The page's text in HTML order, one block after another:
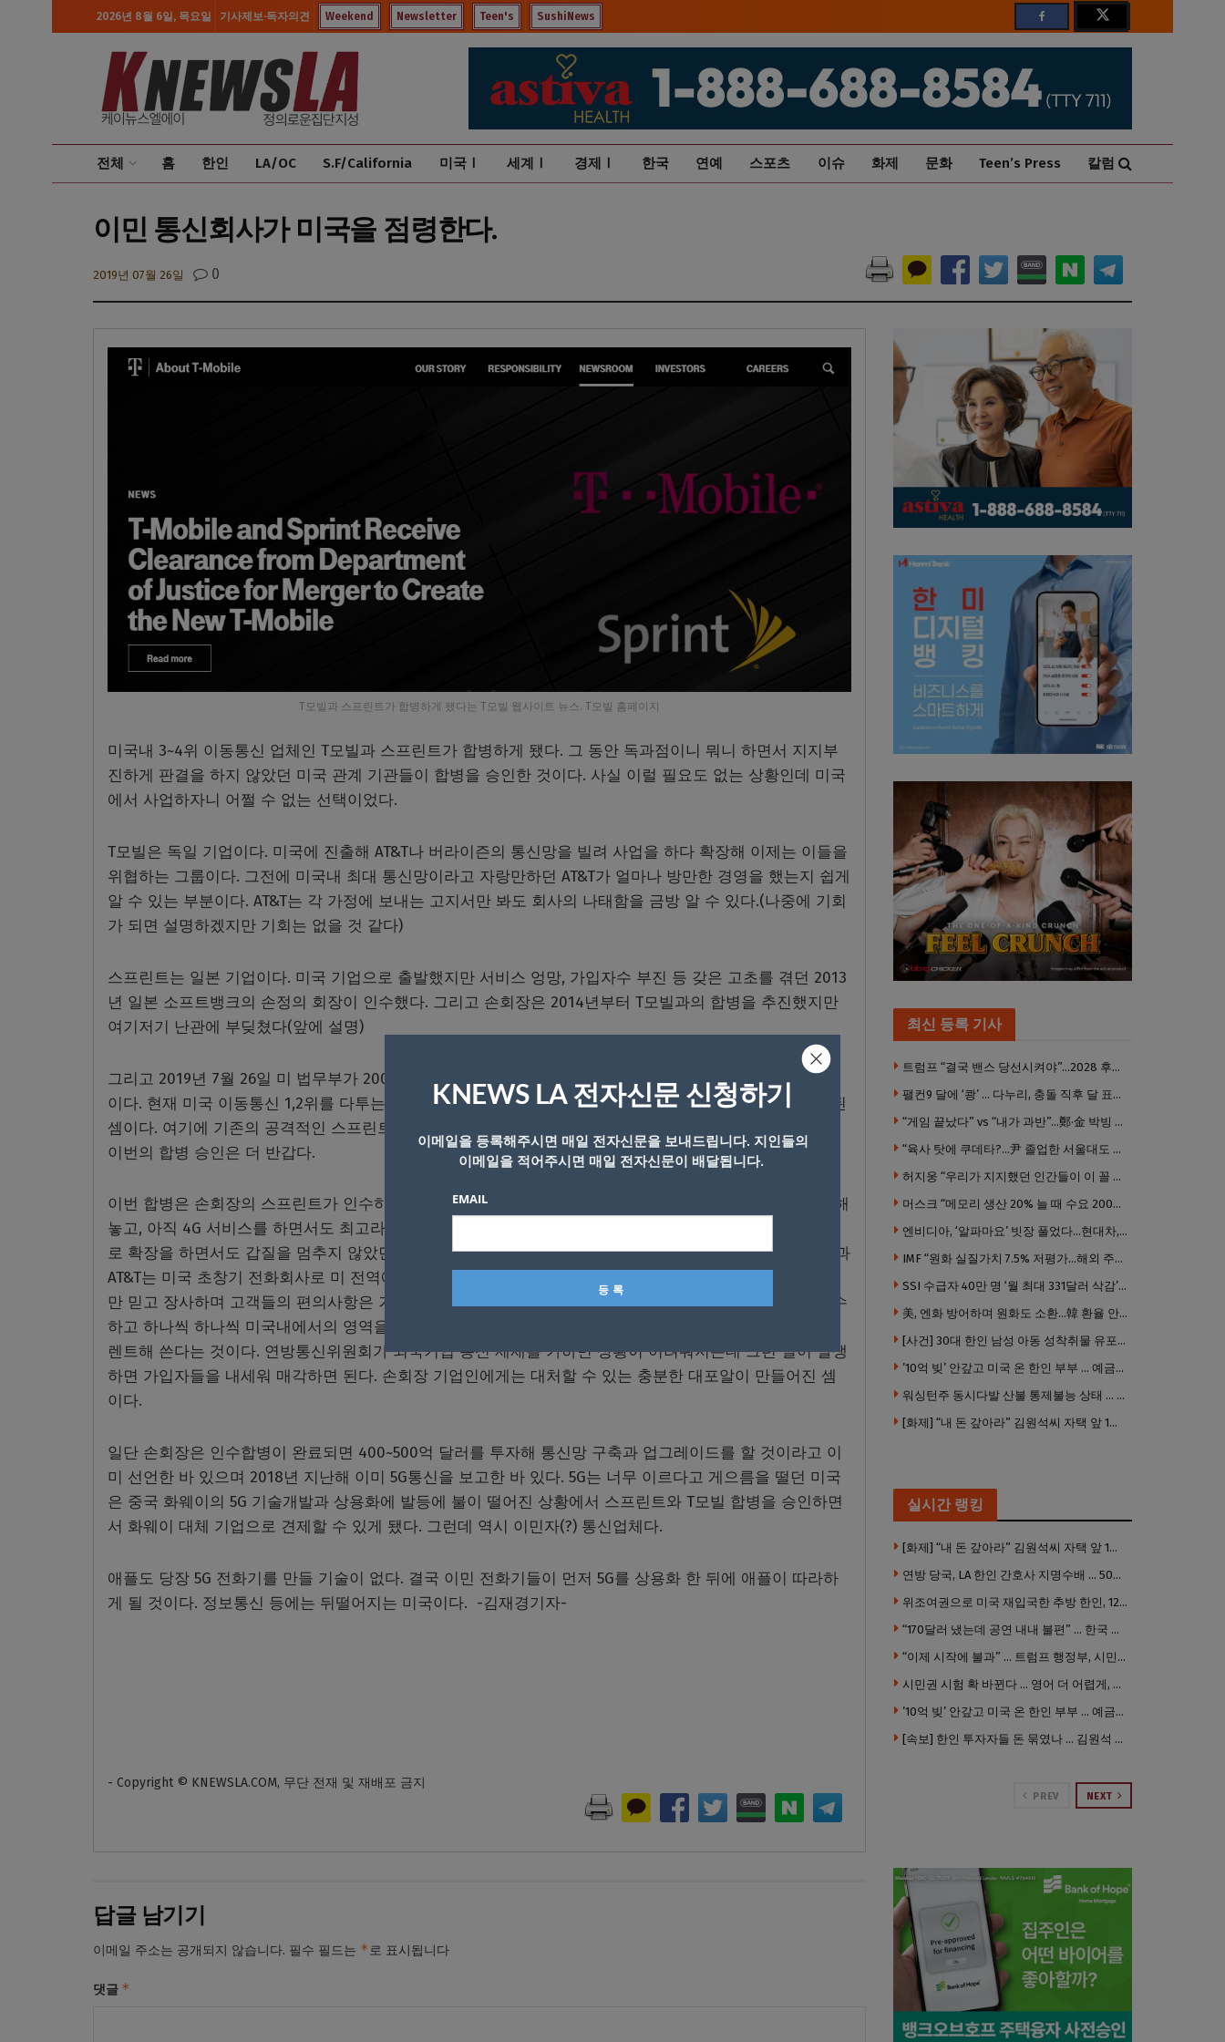
2026년 8월 6일, 목요일 기사제보·독자의견 Weekend Newsletter Teen's SushiNews
전체 홈 한인 LA/OC S.F/California 미국Ⅰ 세계Ⅰ 경제Ⅰ 한국 연예 스포츠 이슈 화제 문화 Teen’s Press 칼럼
이민 통신회사가 미국을 점령한다.
2019년 07월 26일 0
T모빌과 스프린트가 합병하게 됐다는 T모빌 웹사이트 뉴스. T모빌 홈페이지
미국내 3~4위 이동통신 업체인 T모빌과 스프린트가 합병하게 됐다. 그 동안 독과점이니 뭐니 하면서 지지부
진하게 판결을 하지 않았던 미국 관계 기관들이 합병을 승인한 것이다. 사실 이럴 필요도 없는 상황인데 미국
에서 사업하자니 어쩔 수 없는 선택이었다.
T모빌은 독일 기업이다. 미국에 진출해 AT&T나 버라이즌의 통신망을 빌려 사업을 하다 확장해 이제는 이들을
위협하는 그룹이다. 그전에 미국내 최대 통신망이라고 자랑만하던 AT&T가 얼마나 방만한 경영을 했는지 쉽게
알 수 있는 부분이다. AT&T는 각 가정에 보내는 고지서만 봐도 회사의 나태함을 금방 알 수 있다.(나중에 기회
가 되면 설명하겠지만 기회는 없을 것 같다)
스프린트는 일본 기업이다. 미국 기업으로 출발했지만 서비스 엉망, 가입자수 부진 등 갖은 고초를 겪던 2013
년 일본 소프트뱅크의 손정의 회장이 인수했다. 그리고 손회장은 2014년부터 T모빌과의 합병을 추진했지만
여기저기 난관에 부딪쳤다(앞에 설명)
그리고 2019년 7월 26일 미 법무부가 200억달러 규모의 합병을 드디어 승인했다. 3수, 6년만에 결실을 본 것
이다. 현재 미국 이동통신 1,2위를 다투는 버라이즌, AT&T와 일단 가입자수에서만큼은 어깨를 나란히 하게 된
셈이다. 여기에 기존의 공격적인 스프린트의 다양한 혜택 등을 내세워 가입자들을 계속 확장하고 있던 터라
이번의 합병 승인은 더 반갑다.
이번 합병은 손회장의 스프린트가 인수하는 형식으로 앞으로 이동통신업계에 대 파란이 예상된다. 5G라고 해
놓고, 아직 4G 서비스를 하면서도 최고라 주장하는 버라이즌과, 아이폰이 출시할 때만해도 전략적인 계약으
로 확장을 하면서도 갑질을 멈추지 않았던 AT&T에게는 상대하기 어려운 경쟁자가 탄생한 것이다. 버라이즌과
AT&T는 미국 초창기 전화회사로 미 전역에 상당한 케이블망과 전산망, 그리고 통신망을 보유하고 있어 이것
만 믿고 장사하며 고객들의 편의사항은 거의 제고하지 않았었다. 이를 간파한 소프트뱅크는 스프린트를 인수
하고 하나씩 하나씩 미국내에서의 영역을 구축해 나갔고 이번에 결실을 맺은 것이다. 약점도 있다. 통신망을
렌트해 쓴다는 것이다. 연방통신위원회가 외국기업 통신 제재를 가하면 상황이 어려워지는데 그런 일이 발생
하면 가입자들을 내세워 매각하면 된다. 손회장 기업인에게는 대처할 수 있는 충분한 대포알이 만들어진 셈
이다.
일단 손회장은 인수합병이 완료되면 400~500억 달러를 투자해 통신망 구축과 업그레이드를 할 것이라고 이
미 선언한 바 있으며 2018년 지난해 이미 5G통신을 보고한 바 있다. 5G는 너무 이르다고 게으름을 떨던 미국
은 중국 화웨이의 5G 기술개발과 상용화에 발등에 불이 떨어진 상황에서 스프린트와 T모빌 합병을 승인하면
서 화웨이 대체 기업으로 견제할 수 있게 됐다. 그런데 역시 이민자(?) 통신업체다.
애플도 당장 5G 전화기를 만들 기술이 없다. 결국 이민 전화기들이 먼저 5G를 상용화 한 뒤에 애플이 따라하
게 될 것이다. 정보통신 등에는 뒤떨어지는 미국이다. -김재경기자-
- Copyright © KNEWSLA.COM, 무단 전재 및 재배포 금지
답글 남기기
이메일 주소는 공개되지 않습니다. 필수 필드는 *로 표시됩니다
댓글 *
최신 등록 기사
트럼프 “결국 밴스 당선시켜야”…2028 후계 구도 힘 싣나
팰컨9 달에 ‘쾅’ … 다누리, 충돌 직후 달 표면 촬영 유일 탐사선
“게임 끝났다” vs “내가 과반”…鄭·金 박빙 전대 서로 우위 주장
“육사 탓에 쿠데타?…尹 졸업한 서울대도 없애야 하나”
허지웅 “우리가 지지했던 인간들이 이 꼴 만들었다”
머스크 “메모리 생산 20% 늘 때 수요 200% 증가” … 반도체 매출 1조달러 눈 앞
엔비디아, ‘알파마요’ 빗장 풀었다…현대차, 자율주행 속도내나
IMF “원화 실질가치 7.5% 저평가…해외 주식투자 영향”
SSI 수급자 40만 명 ‘월 최대 331달러 삭감’ 위기…10만 명은 수급자격 상실
美, 엔화 방어하며 원화도 소환…韓 환율 안정 ‘우군’ 되나
[사건] 30대 한인 남성 아동 성착취물 유포 혐의로 체포
’10억 빚’ 안갚고 미국 온 한인 부부 … 예금보험공사, 미국서 소송
워싱턴주 동시다발 산불 통제불능 상태 … 이재민 수십만명
[화제] “내 돈 갚아라” 김원석씨 자택 앞 1인 광대 시위 … 한인 투자사, “108만 달러 못받아”
실시간 랭킹
[화제] “내 돈 갚아라” 김원석씨 자택 앞 1인 광대 시위 … 한인 투자사, “108만 달러 못받아”
연방 당국, LA 한인 간호사 지명수배 … 500만 달러 메디캐어 사기, 선고 직전 한국 도주
위조여권으로 미국 재입국한 추방 한인, 120만 달러 은행 사기 행각
“170달러 냈는데 공연 내내 불편” … 한국 코미디언 LA공연, 음향 불량에 외모 비하 개그 논란
“이제 시작에 불과” … 트럼프 행정부, 시민권 박탈 본격화
시민권 시험 확 바뀐다 … 영어 더 어렵게, 민간시험 도입 추진
’10억 빚’ 안갚고 미국 온 한인 부부 … 예금보험공사, 미국서 소송
[속보] 한인 투자자들 돈 묶였나 … 김원석 회사들 챕터7 강제파산·자진파산 잇따라 신청
PREV NEXT
KNEWS LA 전자신문 신청하기
이메일을 등록해주시면 매일 전자신문을 보내드립니다. 지인들의
이메일을 적어주시면 매일 전자신문이 배달됩니다.
EMAIL